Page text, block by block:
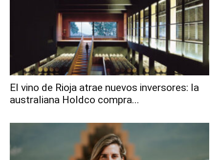
El vino de Rioja atrae nuevos inversores: la
australiana Holdco compra...